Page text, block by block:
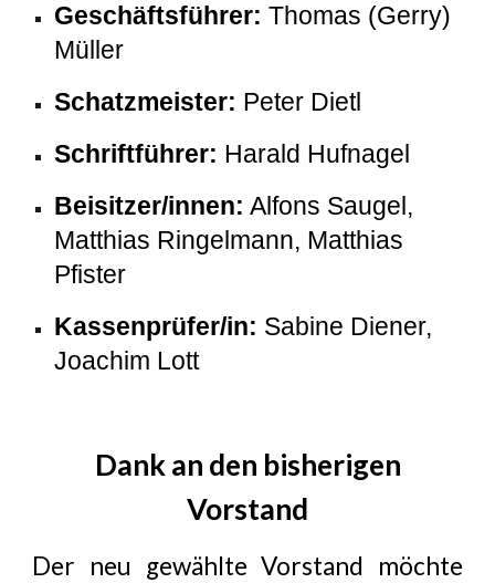
Geschäftsführer: Thomas (Gerry)
Müller
Schatzmeister: Peter Dietl
Schriftführer: Harald Hufnagel
Beisitzer/innen: Alfons Saugel,
Matthias Ringelmann, Matthias
Pfister
Kassenprüfer/in: Sabine Diener,
Joachim Lott
Dank an den bisherigen
Vorstand
Der neu gewählte Vorstand möchte